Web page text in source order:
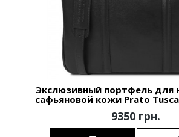
Экслюзивный портфель для
сафьяновой кожи Prato
9350 грн.